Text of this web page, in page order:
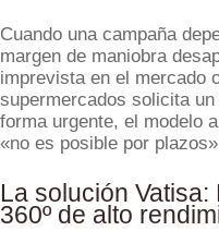
Cuando una campaña
margen de maniobra
imprevista en el mercado
supermercados solicita
forma urgente, el modelo
«no es posible por
La solución
360º de alto